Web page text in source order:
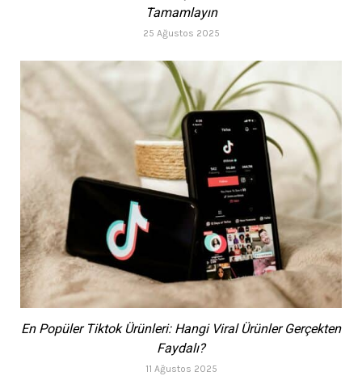
Tamamlayın
25 Ağustos 2025
En Popüler Tiktok Ürünleri: Hangi Viral Ürünler Gerçekten
Faydalı?
11 Ağustos 2025